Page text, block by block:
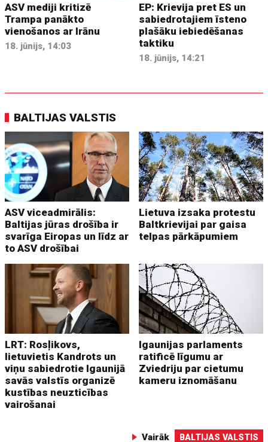
ASV mediji kritizē
Trampa panākto
vienošanos ar Irānu
18. jūnijs, 14:03
EP: Krievija pret ES un
sabiedrotajiem īsteno
plašāku iebiedēšanas
taktiku
18. jūnijs, 14:21
BALTIJAS VALSTIS
ASV viceadmirālis:
Baltijas jūras drošība ir
svarīga Eiropas un līdz ar
to ASV drošībai
Lietuva izsaka protestu
Baltkrievijai par gaisa
telpas pārkāpumiem
LRT: Rosļikovs,
lietuvietis Kandrots un
viņu sabiedrotie Igaunijā
savās valstīs organizē
kustības neuzticības
vairošanai
Igaunijas parlaments
ratificē līgumu ar
Zviedriju par cietumu
kameru iznomāšanu
Vairāk BALTIJAS VALSTIS